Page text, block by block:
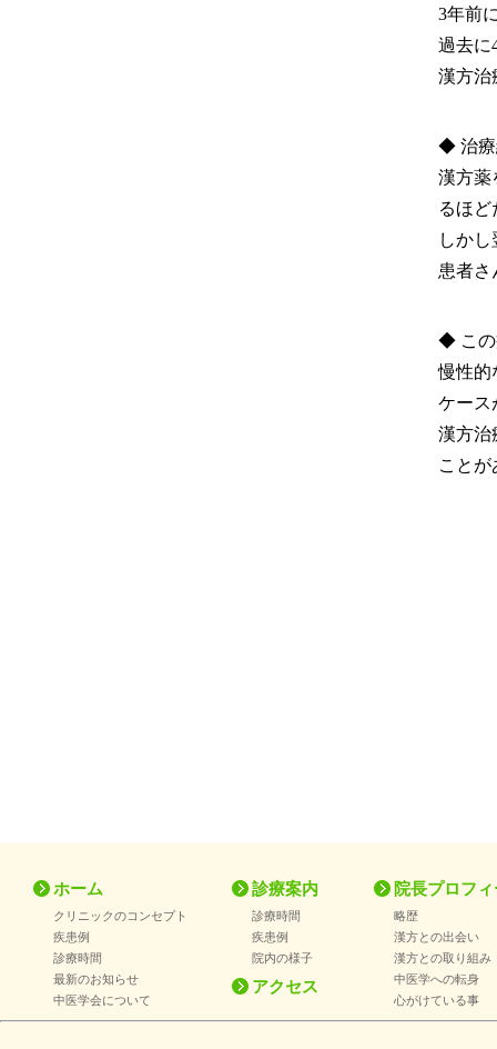
3年前
過去に
漢方治
◆ 治療
漢方薬
るほど
しか
患者さ
◆ この
慢性的
ケース
漢方治
ことが
ホーム
クリニックのコンセプト
疾患例
診療時間
最新のお知らせ
中医学会について
診療案内
診療時間
疾患例
院内の様子
アクセス
院長プロフ
略歴
漢方との出会い
漢方との取り組み
中医学への転身
心がけている事